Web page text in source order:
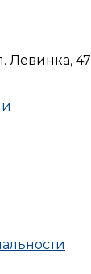
Левинка, 47